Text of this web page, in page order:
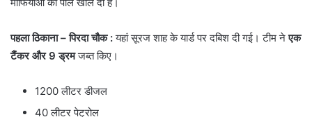
माफियाओं की पोल खोल दी है।
पहला ठिकाना – पिरदा चौक :यहां सूरज शाह के यार्ड पर दबिश दी गई। टीम नेएक
टैंकर और 9 ड्रमजब्त किए।
1200 लीटर डीजल
40 लीटर पेट्रोल